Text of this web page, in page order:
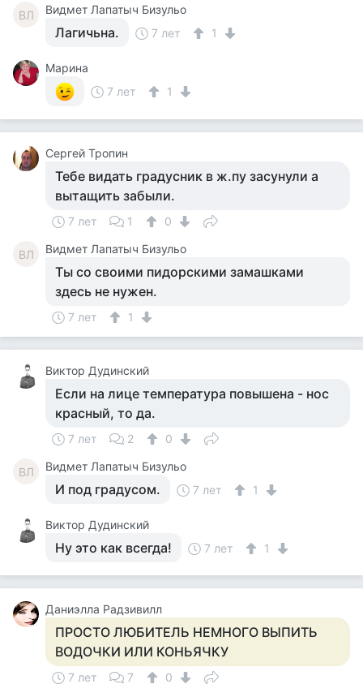
ВЛ Видмет Лапатыч Бизульо
Лагичьна. 7 лет 1
Марина
7 лет
1
Сергей Тропин
Тебе видать градусник в ж.пу засунули а
вытащить забыли.
7 лет 1 0
ВЛ Видмет Лапатыч Бизульо
Ты со своими пидорскими замашками
здесь не нужен.
7 лет 1
Виктор Дудинский
Если на лице температура повышена - нос
красный, то да.
7 лет 2 0
ВЛ Видмет Лапатыч Бизульо
И под градусом. 7 лет 1
Виктор Дудинский
Ну это как всегда! 7 лет 1
Даниэлла Радзивилл
ПРОСТО ЛЮБИТЕЛЬ НЕМНОГО ВЫПИТЬ
ВОДОЧКИ ИЛИ КОНЬЯЧКУ
7 лет 7 0